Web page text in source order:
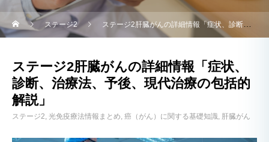
ステージ2 ステージ2肝臓がんの詳細情報「症状、診断、治療法、予後、現代治療の包括的解説」
ステージ2肝臓がんの詳細情報「症状、
診断、治療法、予後、現代治療の包括的
解説」
ステージ2 光免疫療法情報まとめ 癌（がん）に関する基礎知識 肝臓がん